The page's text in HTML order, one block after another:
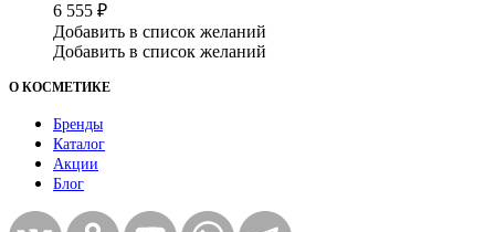
6 555 ₽
Добавить в список желаний
Добавить в список желаний
О КОСМЕТИКЕ
Бренды
Каталог
Акции
Блог